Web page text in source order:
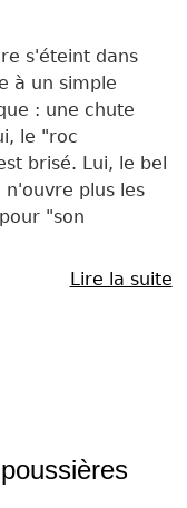
s'éteint dans
à un simple
: une chute
le "roc
brisé. Lui, le bel
plus les
"son
Lire la suite